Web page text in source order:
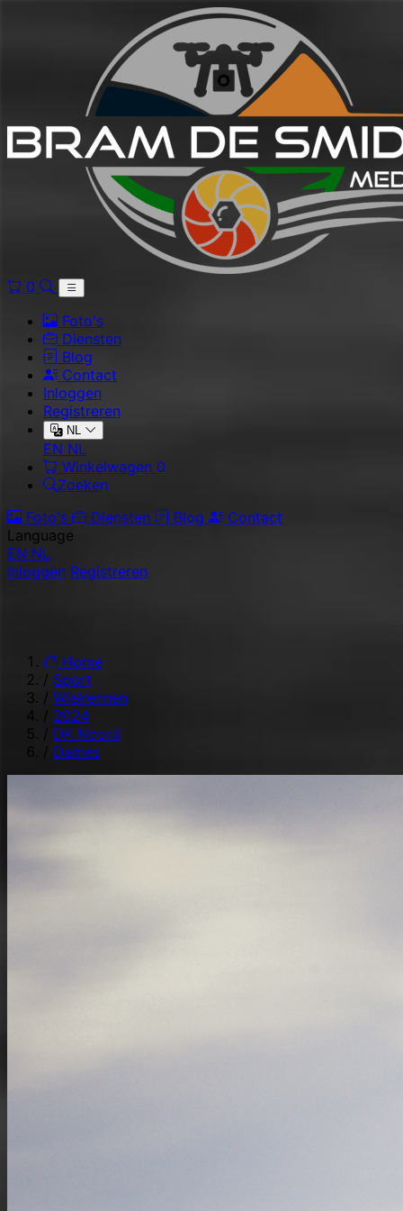
0
Foto's
Diensten
Blog
Contact
Inloggen
Registreren
NL
EN NL
Winkelwagen 0
Zoeken
Foto's
Diensten Blog
Contact
Language
EN NL
Inloggen Registreren
Home
/ Sport
/ Wielrennen
/ 2024
/ DK Noord
/ Dames